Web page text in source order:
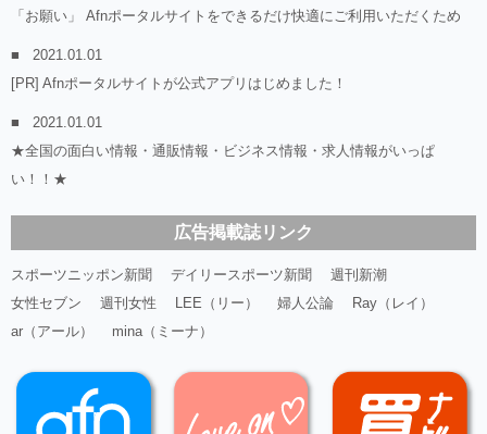
「お願い」 Afnポータルサイトをできるだけ快適にご利用いただくため
2021.01.01
[PR] Afnポータルサイトが公式アプリはじめました！
2021.01.01
★全国の面白い情報・通販情報・ビジネス情報・求人情報がいっぱ
い！！★
広告掲載誌リンク
スポーツニッポン新聞 デイリースポーツ新聞
週刊新潮
女性セブン
週刊女性 LEE（リー） 婦人公論
Ray（レイ）
ar（アール）
mina（ミーナ）